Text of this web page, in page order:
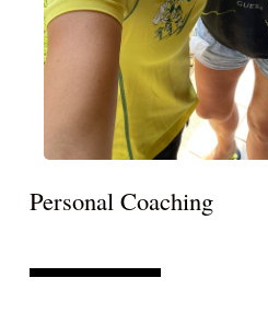
Personal Coaching